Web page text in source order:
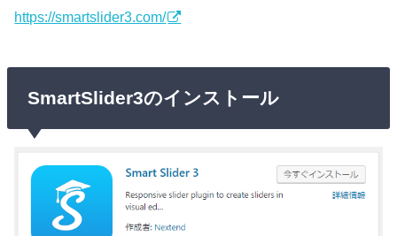
https://smartslider3.com/
SmartSlider3のインストール